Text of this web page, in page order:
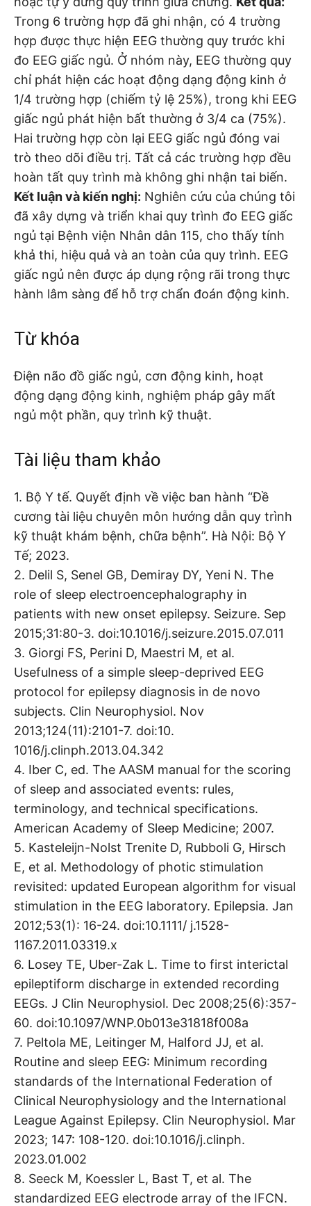
Trong 6 trường hợp đã ghi nhận, có 4 trường
hợp được thực hiện EEG thường quy trước khi
đo EEG giấc ngủ. Ở nhóm này, EEG thường quy
chỉ phát hiện các hoạt động dạng động kinh ở
1/4 trường hợp (chiếm tỷ lệ 25%), trong khi EEG
giấc ngủ phát hiện bất thường ở 3/4 ca (75%).
Hai trường hợp còn lại EEG giấc ngủ đóng vai
trò theo dõi điều trị. Tất cả các trường hợp đều
hoàn tất quy trình mà không ghi nhận tai biến.
Kết luậnvà kiến nghị: Nghiên cứu của chúng tôi
đã xây dựng và triển khai quy trình đo EEG giấc
ngủ tại Bệnh viện Nhân dân 115, cho thấy tính
khả thi, hiệu quả và an toàn của quy trình. EEG
giấc ngủ nên được áp dụng rộng rãi trong thực
hành lâm sàng để hỗ trợ chẩn đoán động kinh.
Từ khóa
Điện não đồ giấc ngủ, cơn động kinh, hoạt
động dạng động kinh, nghiệm pháp gây mất
ngủ một phần, quy trình kỹ thuật.
Tài liệu tham khảo
1. Bộ Y tế. Quyết định về việc ban hành “Đề
cương tài liệu chuyên môn hướng dẫn quy trình
kỹ thuật khám bệnh, chữa bệnh”. Hà Nội: Bộ Y
Tế; 2023.
2. Delil S, Senel GB, Demiray DY, Yeni N. The
role of sleep electroencephalography in
patients with new onset epilepsy. Seizure. Sep
2015;31:80-3. doi:10.1016/j.seizure.2015.07.011
3. Giorgi FS, Perini D, Maestri M, et al.
Usefulness of a simple sleep-deprived EEG
protocol for epilepsy diagnosis in de novo
subjects. Clin Neurophysiol. Nov
2013;124(11):2101-7. doi:10.
1016/j.clinph.2013.04.342
4. Iber C, ed. The AASM manual for the scoring
of sleep and associated events: rules,
terminology, and technical specifications.
American Academy of Sleep Medicine; 2007.
5. Kasteleijn-Nolst Trenite D, Rubboli G, Hirsch
E, et al. Methodology of photic stimulation
revisited: updated European algorithm for visual
stimulation in the EEG laboratory. Epilepsia. Jan
2012;53(1): 16-24. doi:10.1111/ j.1528-
1167.2011.03319.x
6. Losey TE, Uber-Zak L. Time to first interictal
epileptiform discharge in extended recording
EEGs. J Clin Neurophysiol. Dec 2008;25(6):357-
60. doi:10.1097/WNP.0b013e31818f008a
7. Peltola ME, Leitinger M, Halford JJ, et al.
Routine and sleep EEG: Minimum recording
standards of the International Federation of
Clinical Neurophysiology and the International
League Against Epilepsy. Clin Neurophysiol. Mar
2023; 147: 108-120. doi:10.1016/j.clinph.
2023.01.002
8. Seeck M, Koessler L, Bast T, et al. The
standardized EEG electrode array of the IFCN.